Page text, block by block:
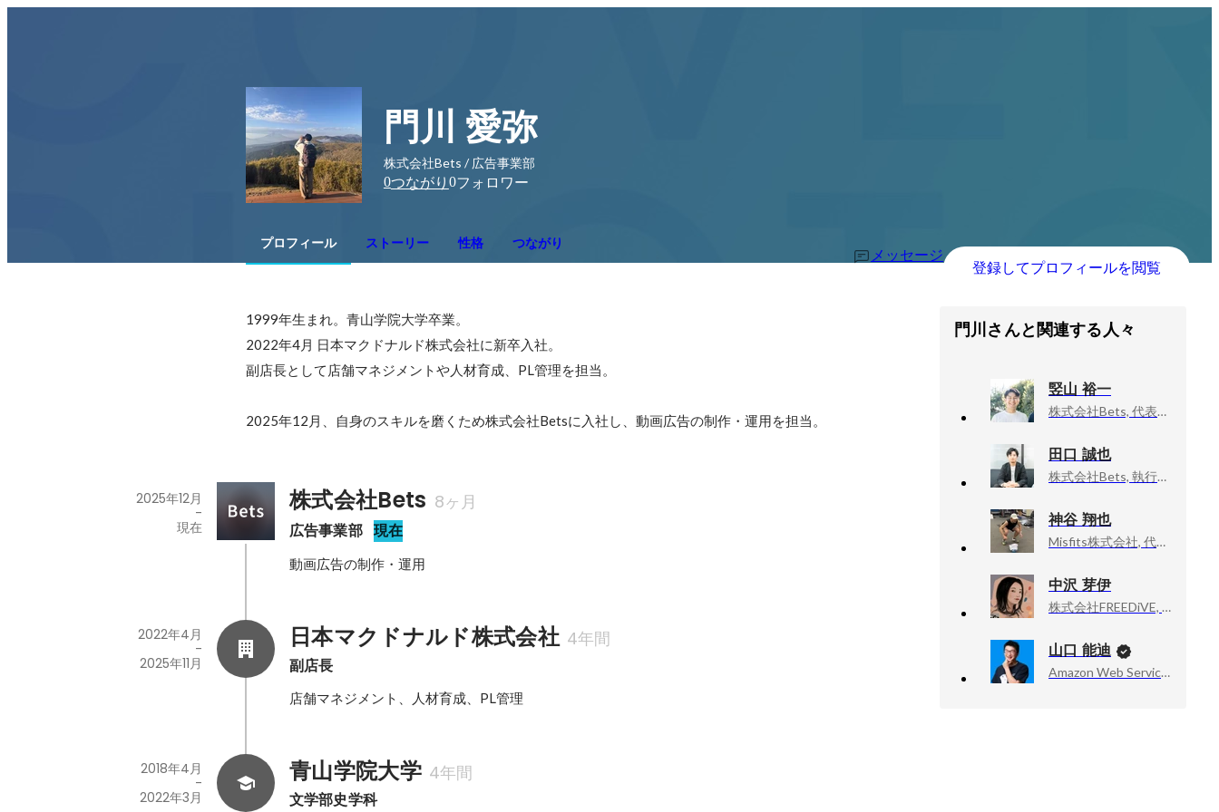
門川 愛弥
株式会社Bets / 広告事業部
0つながり 0フォロワー
プロフィール ストーリー 性格 つながり
メッセージ
登録してプロフィールを閲覧
1999年生まれ。青山学院大学卒業。
2022年4月 日本マクドナルド株式会社に新卒入社。
副店長として店舗マネジメントや人材育成、PL管理を担当。
2025年12月、自身のスキルを磨くため株式会社Betsに入社し、動画広告の制作・運用を担当。
株式会社Bets 8ヶ月
広告事業部 現在
2025年12月
-
現在
動画広告の制作・運用
日本マクドナルド株式会社 4年間
副店長
2022年4月
-
2025年11月
店舗マネジメント、人材育成、PL管理
青山学院大学 4年間
文学部史学科
2018年4月
-
2022年3月
門川さんと関連する人々
竪山 裕一
株式会社Bets, 代表取締役
田口 誠也
株式会社Bets, 執行役員
神谷 翔也
Misfits株式会社, 代表取締役
中沢 芽伊
株式会社FREEDiVE, 人事・広報
山口 能迪
Amazon Web Services, Inc., Senior Developer Advocate